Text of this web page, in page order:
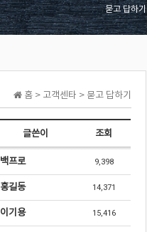
묻고 답하기
홈 > 고객센타 > 묻고 답하기
글쓴이 조회
백프로 9,398
홍길동 14,371
이기용 15,416